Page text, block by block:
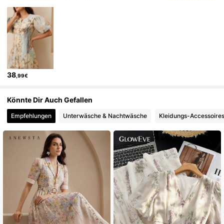
4M Follower
38 ,99€
Könnte Dir Auch Gefallen
Empfehlungen Unterwäsche & Nachtwäsche Kleidungs-Accessoires